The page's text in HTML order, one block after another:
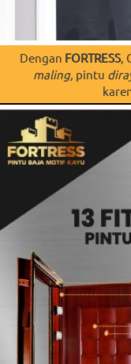
Dengan FORTRESS,
maling, pintu